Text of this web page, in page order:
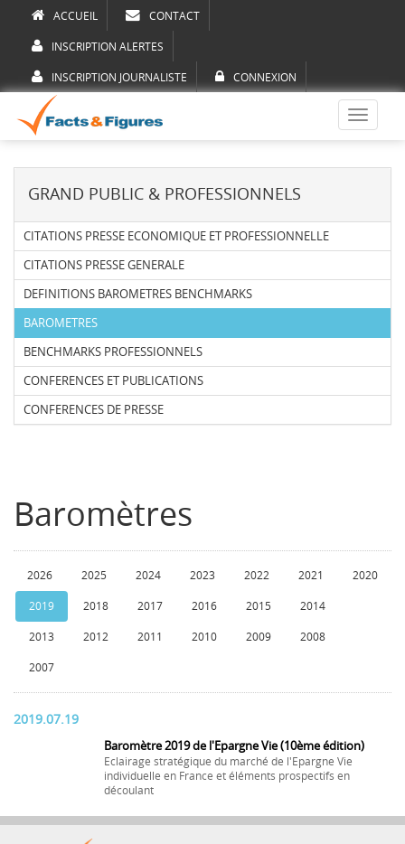
ACCUEIL CONTACT
INSCRIPTION ALERTES
INSCRIPTION JOURNALISTE CONNEXION
Toggle
GRAND PUBLIC & PROFESSIONNELS
CITATIONS PRESSE ECONOMIQUE ET PROFESSIONNELLE
CITATIONS PRESSE GENERALE
DEFINITIONS BAROMETRES BENCHMARKS
BAROMETRES
BENCHMARKS PROFESSIONNELS
CONFERENCES ET PUBLICATIONS
CONFERENCES DE PRESSE
Baromètres
2026 2025 2024 2023 2022 2021 2020
2019 2018 2017 2016 2015 2014
2013 2012 2011 2010 2009 2008
2007
2019.07.19
Baromètre 2019 de l'Epargne Vie (10ème édition)
Eclairage stratégique du marché de l'Epargne Vie
individuelle en France et éléments prospectifs en
découlant